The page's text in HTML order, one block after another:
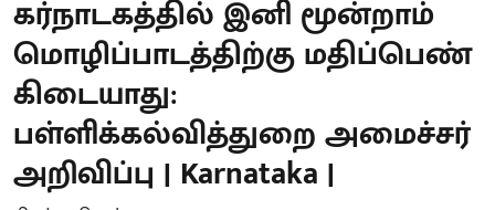
கர்நாடகத்தில் இனி மூன்றாம்
மொழிப்பாடத்திற்கு மதிப்பெண்
கிடையாது:
பள்ளிக்கல்வித்துறை அமைச்சர்
அறிவிப்பு | Karnataka |